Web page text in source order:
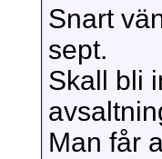
Snart
sept.
Skall bli
Man får